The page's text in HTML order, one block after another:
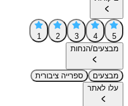
5
4
3
2
1
מבצעים/הנחות
מבצעים
ספרייה ציבורית
עלו לאתר